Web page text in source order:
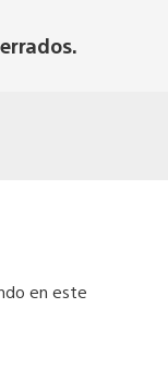
en este